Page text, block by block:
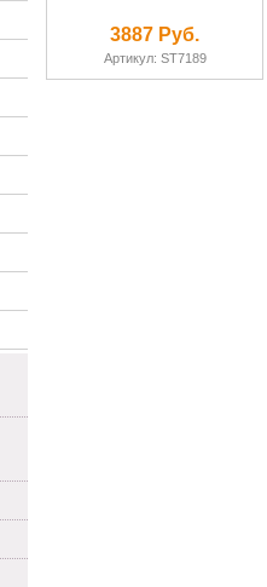
3887 Руб.
Артикул: ST7189